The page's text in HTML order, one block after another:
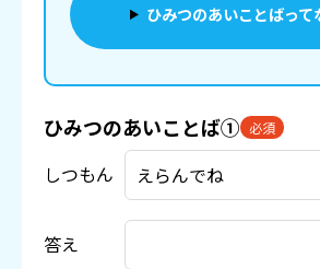
ひみつのあいことばって
ひみつのあいことば① 必須
しつもん
答え